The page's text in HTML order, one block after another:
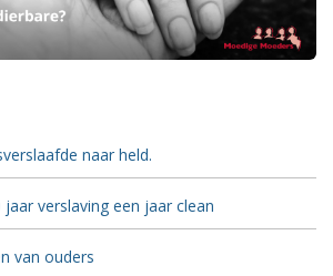
naar held.
verslaving een jaar clean
van ouders